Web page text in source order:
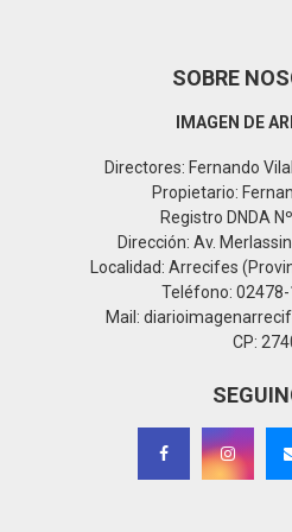
SOBRE
IMAGEN DE
Directores: Fernando
Propietario:
Registro DNDA
Dirección: Av.
Localidad: Arrecifes
Teléfono:
Mail:
CP: